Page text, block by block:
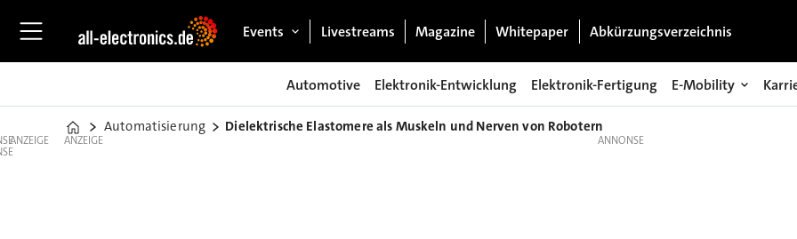
Events Livestreams Magazine Whitepaper Abkürzungsverzeichnis
Automotive Elektronik-Entwicklung Elektronik-Fertigung E-Mobility
Home
Automatisierung Dielektrische Elastomere als Muskeln und Nerven von Robotern
ANZEIGE ANZEIGE